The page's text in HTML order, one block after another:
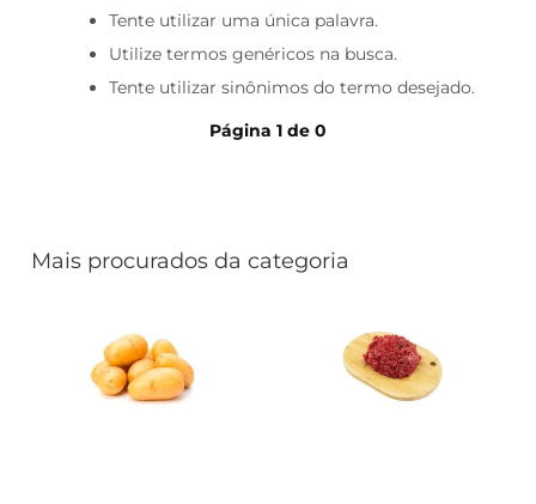
Tente utilizar uma única palavra.
Utilize termos genéricos na busca.
Tente utilizar sinônimos do termo desejado.
Página 1de 0
Mais procurados da categoria